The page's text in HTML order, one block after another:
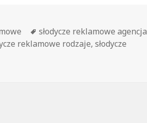
Tagi
słodycze reklamowe agencja
reklamowe rodzaje,słodycze